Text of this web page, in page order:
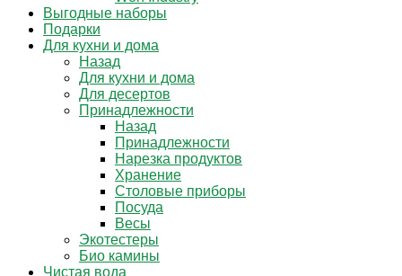
Выгодные наборы
Подарки
Для кухни и дома
Назад
Для кухни и дома
Для десертов
Принадлежности
Назад
Принадлежности
Нарезка продуктов
Хранение
Столовые приборы
Посуда
Весы
Экотестеры
Био камины
Чистая вода